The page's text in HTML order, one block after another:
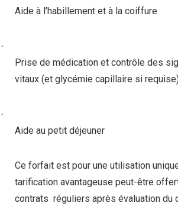
Aide à l’habillement et à la coiffure
·
Prise de médication et contrôle des
vitaux (et glycémie capillaire si
·
Aide au petit déjeuner
Ce forfait est pour une utilisation
tarification avantageuse peut-être
contrats réguliers après évaluation du